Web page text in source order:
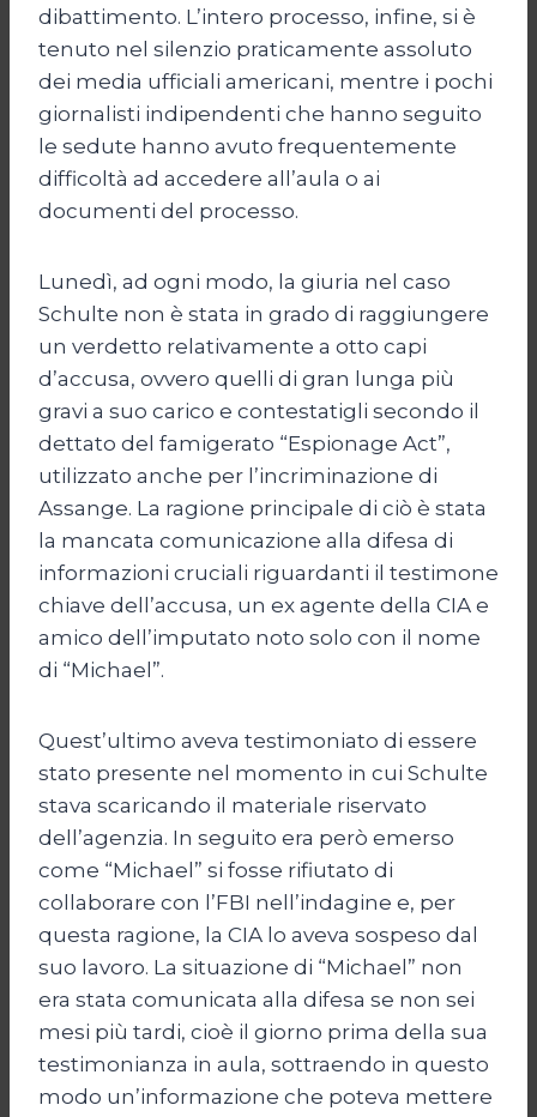
dibattimento. L’intero processo, infine, si è
tenuto nel silenzio praticamente assoluto
dei media ufficiali americani, mentre i pochi
giornalisti indipendenti che hanno seguito
le sedute hanno avuto frequentemente
difficoltà ad accedere all’aula o ai
documenti del processo.
Lunedì, ad ogni modo, la giuria nel caso
Schulte non è stata in grado di raggiungere
un verdetto relativamente a otto capi
d’accusa, ovvero quelli di gran lunga più
gravi a suo carico e contestatigli secondo il
dettato del famigerato “Espionage Act”,
utilizzato anche per l’incriminazione di
Assange. La ragione principale di ciò è stata
la mancata comunicazione alla difesa di
informazioni cruciali riguardanti il testimone
chiave dell’accusa, un ex agente della CIA e
amico dell’imputato noto solo con il nome
di “Michael”.
Quest’ultimo aveva testimoniato di essere
stato presente nel momento in cui Schulte
stava scaricando il materiale riservato
dell’agenzia. In seguito era però emerso
come “Michael” si fosse rifiutato di
collaborare con l’FBI nell’indagine e, per
questa ragione, la CIA lo aveva sospeso dal
suo lavoro. La situazione di “Michael” non
era stata comunicata alla difesa se non sei
mesi più tardi, cioè il giorno prima della sua
testimonianza in aula, sottraendo in questo
modo un’informazione che poteva mettere